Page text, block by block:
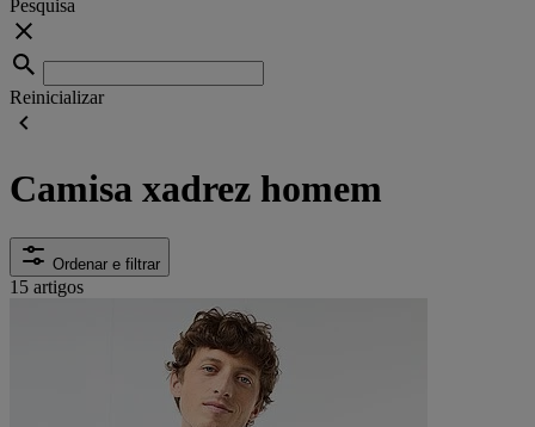
Pesquisa
Reinicializar
Camisa xadrez homem
Ordenar e filtrar
15 artigos